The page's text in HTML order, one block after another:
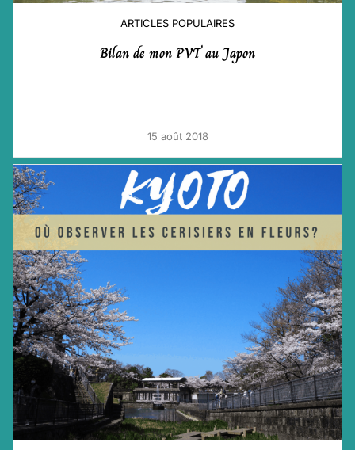
ARTICLES POPULAIRES
Bilan de mon PVT au Japon
15 août 2018